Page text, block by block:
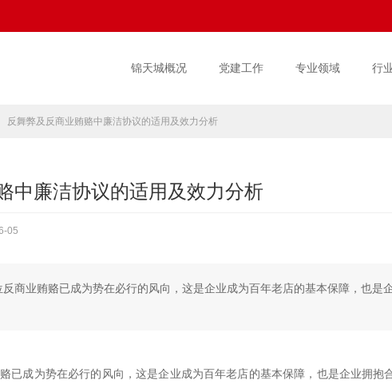
锦天城概况 党建工作 专业领域 行
反舞弊及反商业贿赂中廉洁协议的适用及效力分析
中廉洁协议的适用及效力分析
05
商业贿赂已成为势在必行的风向，这是企业成为百年老店的基本保障，也是
已成为势在必行的风向，这是企业成为百年老店的基本保障，也是企业拥抱